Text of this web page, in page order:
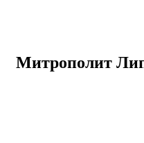
Митрополит